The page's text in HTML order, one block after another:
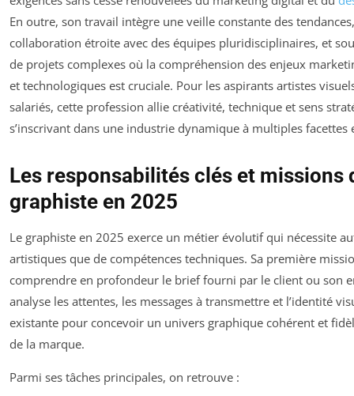
En outre, son travail intègre une veille constante des
collaboration étroite avec des équipes pluridisciplinaires, et
de projets complexes où la compréhension des enjeux
et technologiques est cruciale. Pour les aspirants artistes
salariés, cette profession allie créativité, technique et sens
s’inscrivant dans une industrie dynamique à multiples facettes
Les responsabilités clés et missions
graphiste en 2025
Le graphiste en 2025 exerce un métier évolutif qui nécessite
artistiques que de compétences techniques. Sa première
comprendre en profondeur le brief fourni par le client ou son
analyse les attentes, les messages à transmettre et l’identité
existante pour concevoir un univers graphique cohérent et
de la marque.
Parmi ses tâches principales, on retrouve :